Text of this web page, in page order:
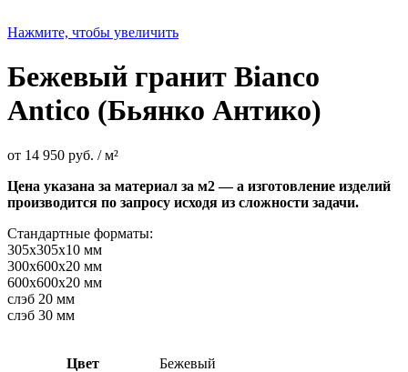
Нажмите, чтобы увеличить
Бежевый гранит Bianco
Antico (Бьянко Антико)
от 14 950 руб. / м²
Цена указана за материал за м2 — а изготовление изделий
производится по запросу исходя из сложности задачи.
Стандартные форматы:
305х305х10 мм
300х600х20 мм
600х600х20 мм
слэб 20 мм
слэб 30 мм
Цвет Бежевый